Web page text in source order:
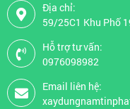
Địa chỉ:
59/25C1 Khu Phố
Hỗ trợ tư vấn:
0976098982
Email liên hệ: